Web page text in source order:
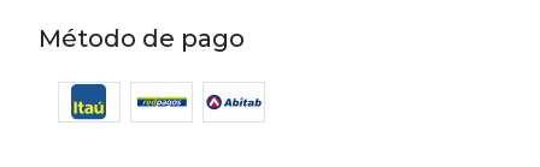
Método de pago